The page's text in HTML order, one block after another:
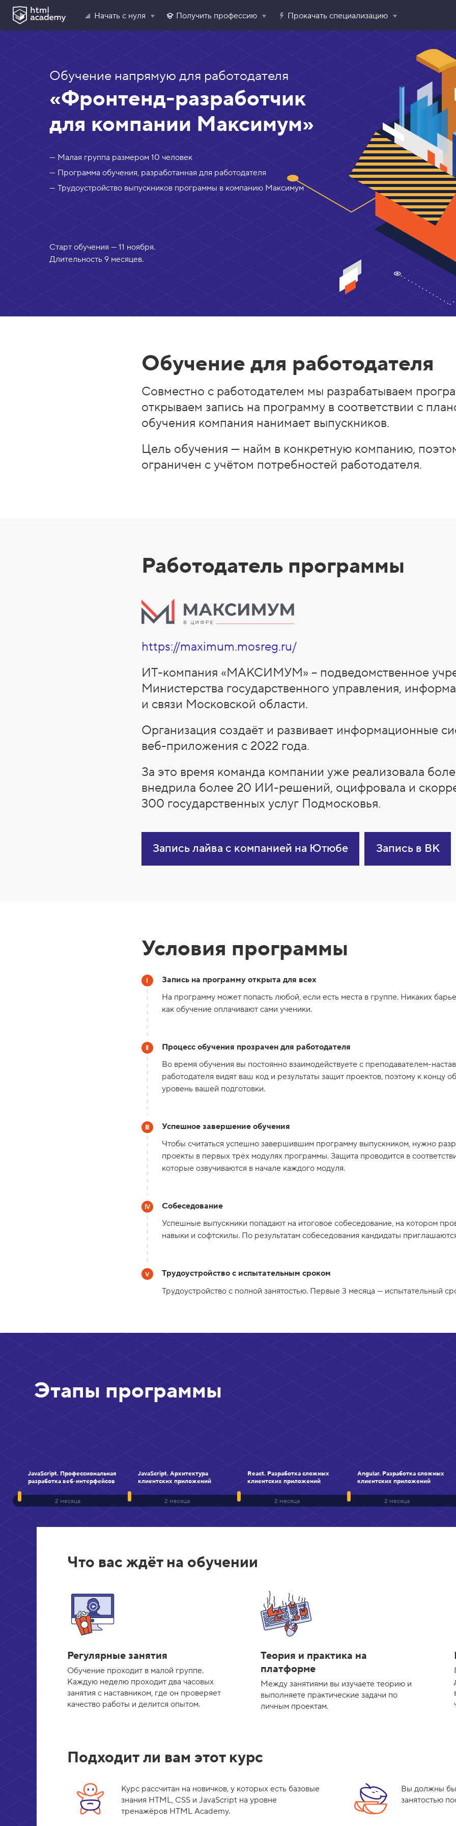
Начать с нуля Получить профессию Прокачать специализацию
Обучение напрямую для работодателя
«Фронтенд-разработчик
для компании Максимум»
— Малая группа размером 10 человек
— Программа обучения, разработанная для работодателя
— Трудоустройство выпускников программы в компанию Максимум
Старт обучения — 11 ноября.
Длительность 9 месяцев.
Обучение для работодателя
Совместно с работодателем мы разрабатываем
открываем запись на программу в соответствии с
обучения компания нанимает выпускников.
Цель обучения — найм в конкретную компанию,
ограничен с учётом потребностей работодателя.
Работодатель программы
https://maximum.mosreg.ru/
ИТ-компания «МАКСИМУМ» – подведомственное
Министерства государственного управления,
и связи Московской области.
Организация создаёт и развивает информационные
веб-приложения с 2022 года.
За это время команда компании уже реализовала
внедрила более 20 ИИ-решений, оцифровала и
300 государственных услуг Подмосковья.
Запись лайва с компанией на Ютюбе Запись в ВК
Условия программы
Запись на программу открыта для всех
На программу может попасть любой, если есть места в группе. Никаких
как обучение оплачивают сами ученики.
Процесс обучения прозрачен для работодателя
Во время обучения вы постоянно взаимодействуете с преподавателем-
работодателя видят ваш код и результаты защит проектов, поэтому к концу
уровень вашей подготовки.
Успешное завершение обучения
Чтобы считаться успешно завершившим программу выпускником, нужно
проекты в первых трёх модулях программы. Защита проводится в
которые озвучиваются в начале каждого модуля.
Собеседование
Успешные выпускники попадают на итоговое собеседование, на котором
навыки и софтскилы. По результатам собеседования кандидаты
Трудоустройство с испытательным сроком
Трудоустройство с полной занятостью. Первые 3 месяца — испытательный
Этапы программы
2 месяца
JavaScript. Профессиональная
разработка веб-интерфейсов
2 месяца
JavaScript. Архитектура
клиентских приложений
2 месяца
React. Разработка сложных
клиентских приложений
2 месяца
Angular. Разработка сложных
клиентских приложений
Что вас ждёт на обучении
Регулярные занятия
Обучение проходит в малой группе.
Каждую неделю проходит два часовых
занятия с наставником, где он проверяет
качество работы и делится опытом.
Теория и практика на
платформе
Между занятиями вы изучаете теорию и
выполняете практические задачи по
личным проектам.
Подходит ли вам этот курс
Курс рассчитан на новичков, у которых есть базовые
знания HTML, CSS и JavaScript на уровне
тренажёров HTML Academy.
Вы должны
занятостью